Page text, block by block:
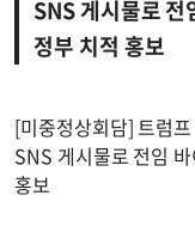
SNS 게시물로 전
정부 치적 홍보
[미중정상회담] 트럼
SNS 게시물로 전임
홍보